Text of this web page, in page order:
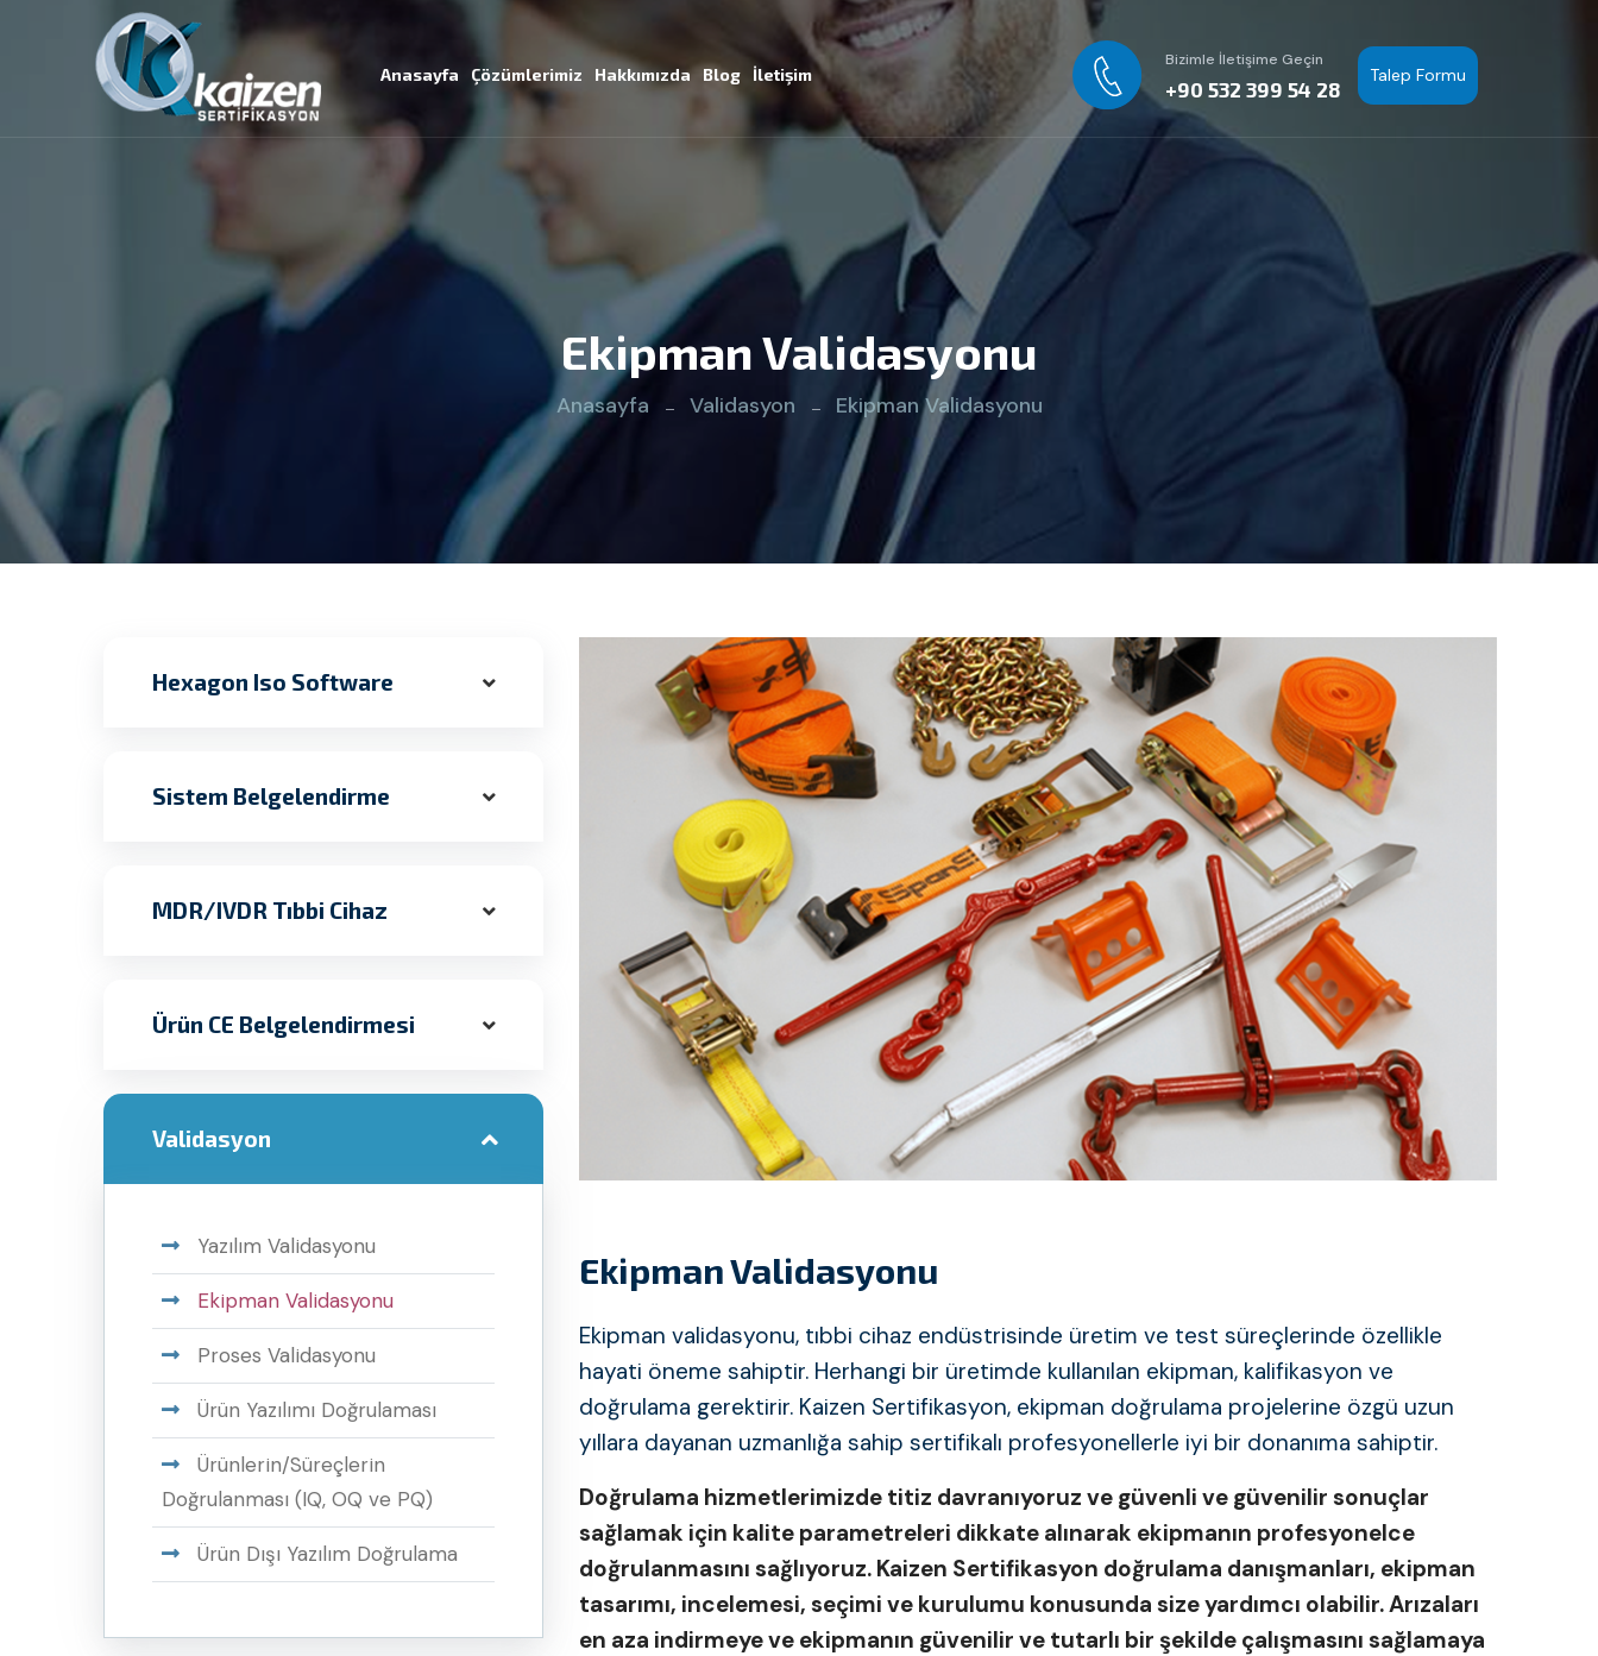
Anasayfa Çözümlerimiz Hakkımızda Blog İletişim
Bizimle İletişime Geçin
+90 532 399 54 28
Talep Formu
Ekipman Validasyonu
Anasayfa Validasyon Ekipman Validasyonu
Hexagon Iso Software
Sistem Belgelendirme
MDR/IVDR Tıbbi Cihaz
Ürün CE Belgelendirmesi
Validasyon
Yazılım Validasyonu
Ekipman Validasyonu
Proses Validasyonu
Ürün Yazılımı Doğrulaması
Ürünlerin/Süreçlerin
Doğrulanması (IQ, OQ ve PQ)
Ürün Dışı Yazılım Doğrulama
Ekipman Validasyonu
Ekipman validasyonu, tıbbi cihaz endüstrisinde üretim ve test süreçlerinde özellikle
hayati öneme sahiptir. Herhangi bir üretimde kullanılan ekipman, kalifikasyon ve
doğrulama gerektirir. Kaizen Sertifikasyon, ekipman doğrulama projelerine özgü uzun
yıllara dayanan uzmanlığa sahip sertifikalı profesyonellerle iyi bir donanıma sahiptir.
Doğrulama hizmetlerimizde titiz davranıyoruz ve güvenli ve güvenilir sonuçlar
sağlamak için kalite parametreleri dikkate alınarak ekipmanın profesyonelce
doğrulanmasını sağlıyoruz. Kaizen Sertifikasyon doğrulama danışmanları, ekipman
tasarımı, incelemesi, seçimi ve kurulumu konusunda size yardımcı olabilir. Arızaları
en aza indirmeye ve ekipmanın güvenilir ve tutarlı bir şekilde çalışmasını sağlamaya